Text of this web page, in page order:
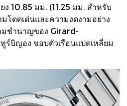
ง 10.85 มม. (11.25 มม. สำหรับ
โดดเด่นและความงดงามอย่าง
มชำนาญของ Girard-
บิญอง ขอบตัวเรือนแปดเหลี่ยม